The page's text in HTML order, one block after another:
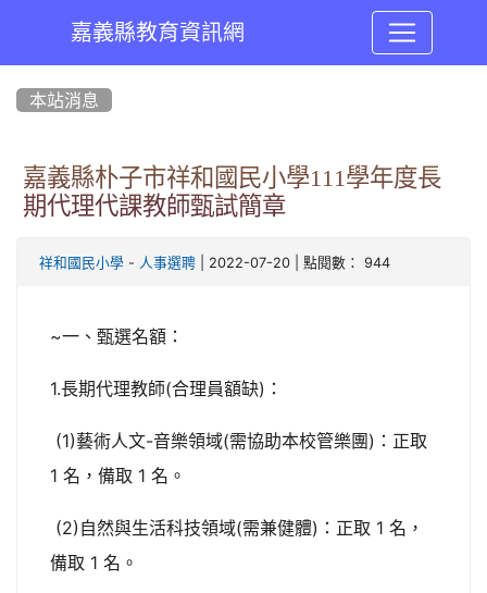
嘉義縣教育資訊網
本站消息
嘉義縣朴子市祥和國民小學111學年度長
期代理代課教師甄試簡章
祥和國民小學 - 人事選聘 | 2022-07-20 | 點閱數： 944
~一、甄選名額：
1.長期代理教師(合理員額缺)：
(1)藝術人文-音樂領域(需協助本校管樂團)：正取
1 名，備取 1 名。
(2)自然與生活科技領域(需兼健體)：正取 1 名，
備取 1 名。